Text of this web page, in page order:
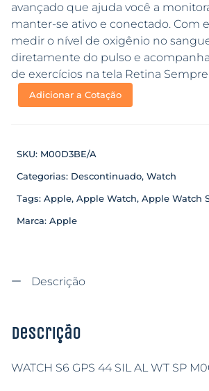
avançado que ajuda você a
manter-se ativo e conectado. Com
medir o nível de oxigênio no
diretamente do pulso e
de exercícios na tela Retina Sempre
Adicionar a Cotação
SKU: M00D3BE/A
Categorias: Descontinuado, Watch
Tags: Apple, Apple Watch, Apple Watch
Marca: Apple
Descrição
Descrição
WATCH S6 GPS 44 SIL AL WT SP